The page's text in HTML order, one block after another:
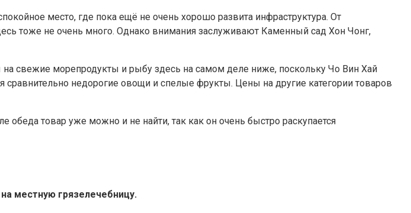
место, где пока ещё не очень хорошо развита инфраструктура. От
тоже не очень много. Однако внимания заслуживают Каменный сад Хон Чонг,
свежие морепродукты и рыбу здесь на самом деле ниже, поскольку Чо Вин Хай
сравнительно недорогие овощи и спелые фрукты. Цены на другие категории товаров
товар уже можно и не найти, так как он очень быстро раскупается
местную грязелечебницу.